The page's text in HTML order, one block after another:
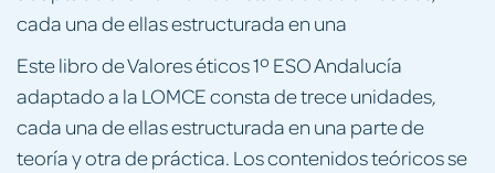
cada una de ellas estructurada en una
Este libro de Valores éticos 1º ESO Andalucía
adaptado a la LOMCE consta de trece unidades,
cada una de ellas estructurada en una parte de
teoría y otra de práctica. Los contenidos teóricos se